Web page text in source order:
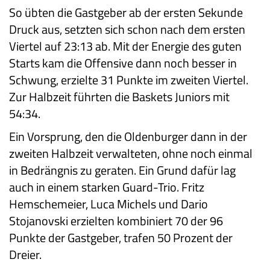
So übten die Gastgeber ab der ersten Sekunde
Druck aus, setzten sich schon nach dem ersten
Viertel auf 23:13 ab. Mit der Energie des guten
Starts kam die Offensive dann noch besser in
Schwung, erzielte 31 Punkte im zweiten Viertel.
Zur Halbzeit führten die Baskets Juniors mit
54:34.
Ein Vorsprung, den die Oldenburger dann in der
zweiten Halbzeit verwalteten, ohne noch einmal
in Bedrängnis zu geraten. Ein Grund dafür lag
auch in einem starken Guard-Trio. Fritz
Hemschemeier, Luca Michels und Dario
Stojanovski erzielten kombiniert 70 der 96
Punkte der Gastgeber, trafen 50 Prozent der
Dreier.